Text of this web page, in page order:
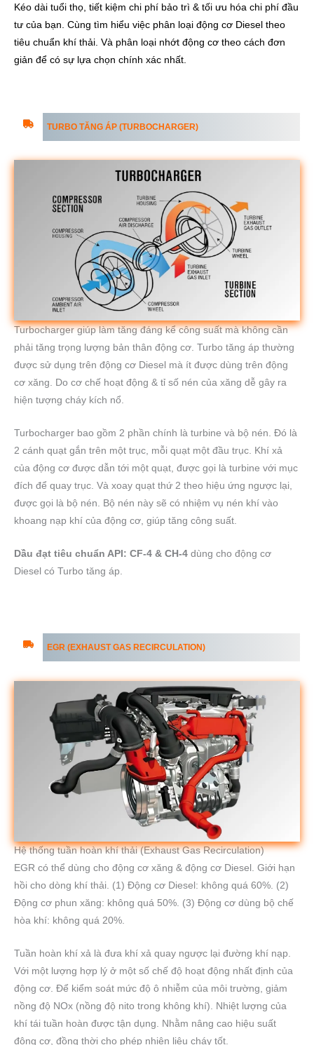
Kéo dài tuổi thọ, tiết kiệm chi phí bảo trì & tối ưu hóa chi phí đầu
tư của bạn. Cùng tìm hiểu việc phân loại động cơ Diesel theo
tiêu chuẩn khí thải. Và phân loại nhớt động cơ theo cách đơn
giản để có sự lựa chọn chính xác nhất.
TURBO TĂNG ÁP (TURBOCHARGER)
Turbocharger giúp làm tăng đáng kể công suất mà không cần
phải tăng trọng lượng bản thân động cơ. Turbo tăng áp thường
được sử dụng trên động cơ Diesel mà ít được dùng trên động
cơ xăng. Do cơ chế hoạt động & tỉ số nén của xăng dễ gây ra
hiện tượng cháy kích nổ.
Turbocharger bao gồm 2 phần chính là turbine và bộ nén. Đó là
2 cánh quạt gắn trên một trục, mỗi quạt một đầu trục. Khí xả
của động cơ được dẫn tới một quạt, được gọi là turbine với mục
đích để quay trục. Và xoay quạt thứ 2 theo hiệu ứng ngược lại,
được gọi là bộ nén. Bộ nén này sẽ có nhiệm vụ nén khí vào
khoang nạp khí của động cơ, giúp tăng công suất.
Dầu đạt tiêu chuẩn API: CF-4 & CH-4 dùng cho động cơ
Diesel có Turbo tăng áp.
EGR (EXHAUST GAS RECIRCULATION)
Hệ thống tuần hoàn khí thải (Exhaust Gas Recirculation)
EGR có thể dùng cho động cơ xăng & động cơ Diesel. Giới hạn
hồi cho dòng khí thải. (1) Động cơ Diesel: không quá 60%. (2)
Động cơ phun xăng: không quá 50%. (3) Động cơ dùng bộ chế
hòa khí: không quá 20%.
Tuần hoàn khí xả là đưa khí xả quay ngược lại đường khí nạp.
Với một lượng hợp lý ở một số chế độ hoạt động nhất định của
động cơ. Để kiểm soát mức độ ô nhiễm của môi trường, giảm
nồng độ NOx (nồng độ nito trong không khí). Nhiệt lượng của
khí tái tuần hoàn được tận dụng. Nhằm nâng cao hiệu suất
động cơ, đồng thời cho phép nhiên liệu cháy tốt.